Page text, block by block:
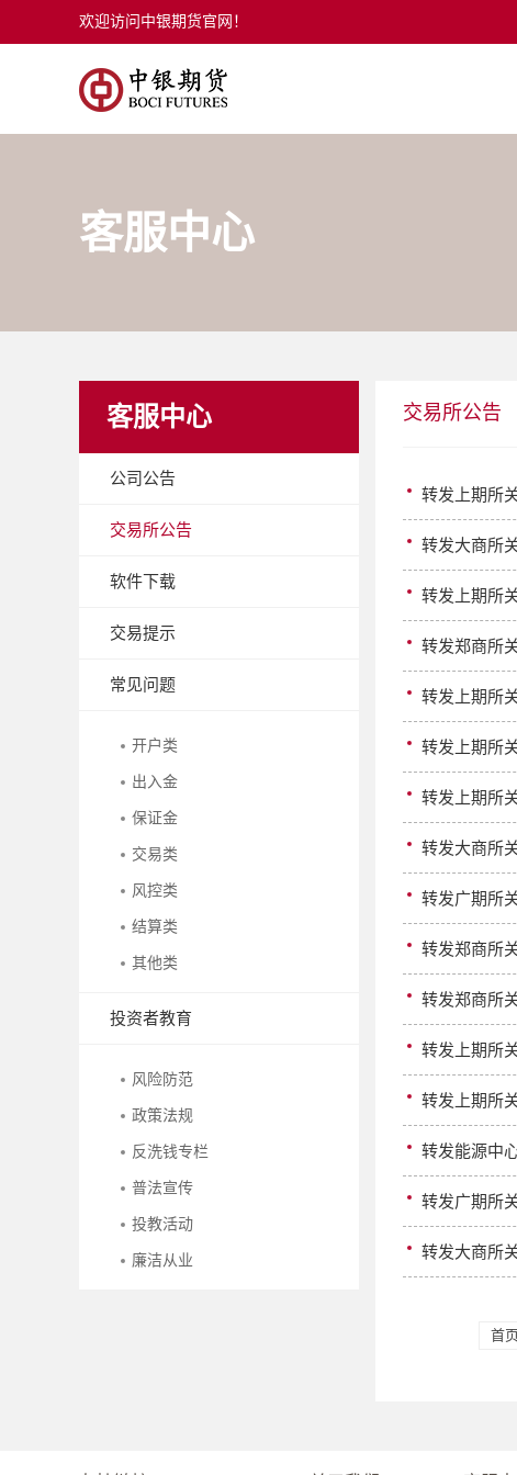
欢迎访问中银期货官网！
客服中心
客服中心
公司公告
交易所公告
软件下载
交易提示
常见问题
开户类
出入金
保证金
交易类
风控类
结算类
其他类
投资者教育
风险防范
政策法规
反洗钱专栏
普法宣传
投教活动
廉洁从业
交易所公告
转发上期所
转发大商所
转发上期所
转发郑商所
转发上期所
转发上期所
转发上期所
转发大商所
转发广期所
转发郑商所
转发郑商所
转发上期所
转发上期所
转发能源中
转发广期所
转发大商所
首